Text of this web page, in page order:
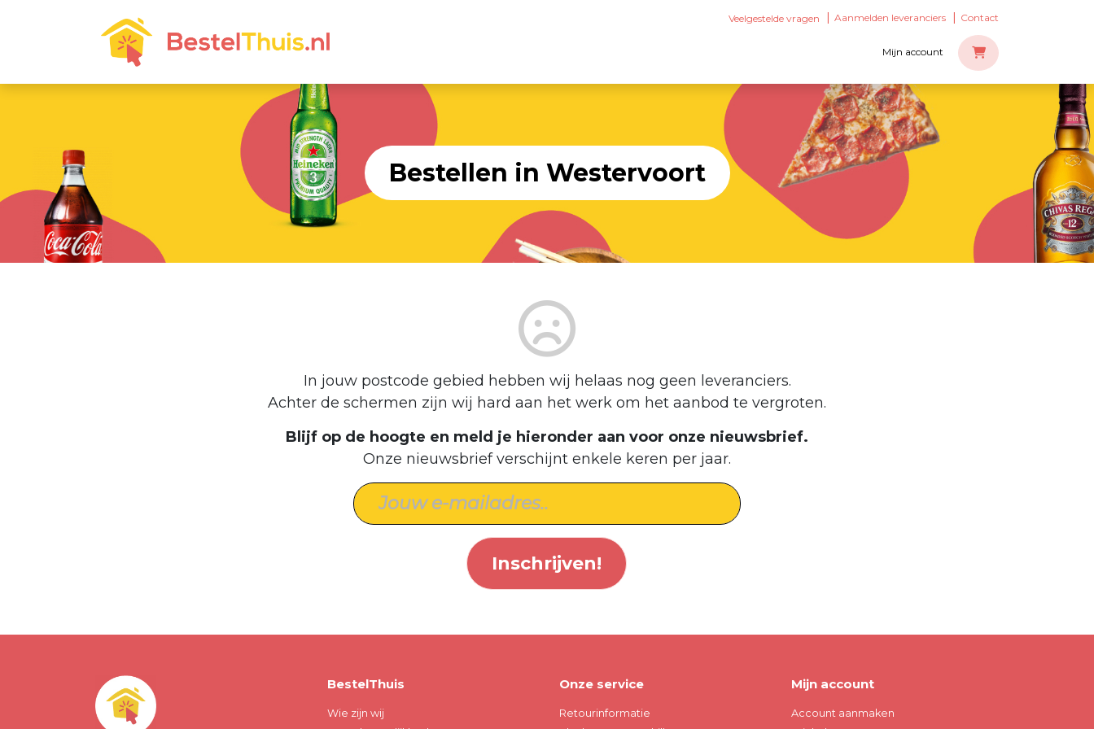
Veelgestelde vragen Aanmelden leveranciers Contact
Mijn account
Bestellen in Westervoort
In jouw postcode gebied hebben wij helaas nog geen leveranciers.
Achter de schermen zijn wij hard aan het werk om het aanbod te vergroten.
Blijf op de hoogte en meld je hieronder aan voor onze nieuwsbrief.
Onze nieuwsbrief verschijnt enkele keren per jaar.
Inschrijven!
BestelThuis
Wie zijn wij
Onze service
Retourinformatie
Mijn account
Account aanmaken